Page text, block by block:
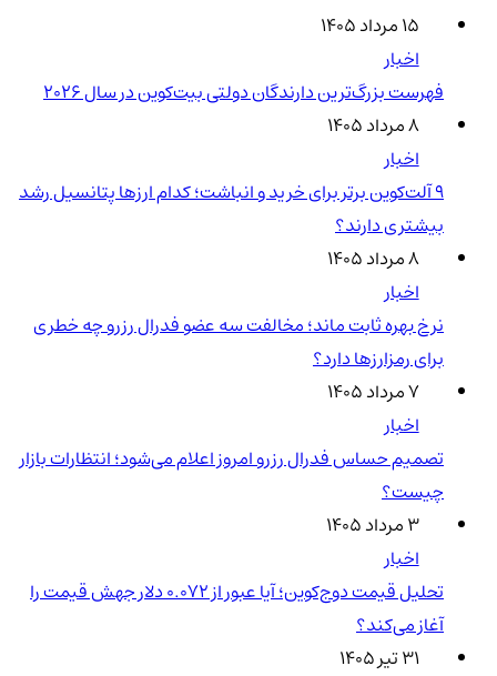
۱۵ مرداد ۱۴۰۵
اخبار
فهرست بزرگ‌ترین دارندگان دولتی بیت‌کوین در سال 2026
۸ مرداد ۱۴۰۵
اخبار
۹ آلت‌کوین برتر برای خرید و انباشت؛ کدام ارزها پتانسیل رشد
بیشتری دارند؟
۸ مرداد ۱۴۰۵
اخبار
نرخ بهره ثابت ماند؛ مخالفت سه عضو فدرال رزرو چه خطری
برای رمزارزها دارد؟
۷ مرداد ۱۴۰۵
اخبار
تصمیم حساس فدرال رزرو امروز اعلام می‌شود؛ انتظارات بازار
چیست؟
۳ مرداد ۱۴۰۵
اخبار
تحلیل قیمت دوج‌کوین؛ آیا عبور از ۰.۰۷۲ دلار جهش قیمت را
آغاز می‌کند؟
۳۱ تیر ۱۴۰۵